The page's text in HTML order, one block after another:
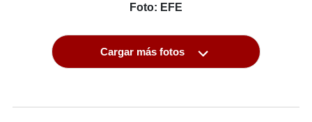
Foto: EFE
Cargar más fotos